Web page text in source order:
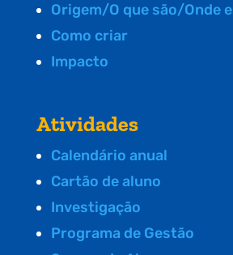
Origem/O que são/Onde
Como criar
Impacto
Atividades
Calendário anual
Cartão de aluno
Investigação
Programa de Gestão